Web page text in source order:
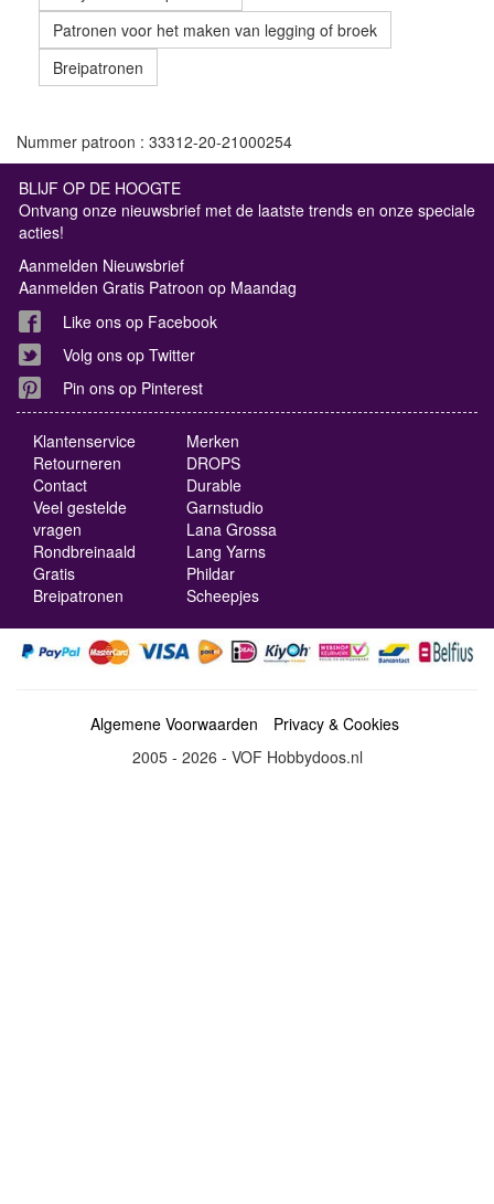
Patronen voor het maken van legging of broek
Breipatronen
Nummer patroon : 33312-20-21000254
BLIJF OP DE HOOGTE
Ontvang onze nieuwsbrief met de laatste trends en onze speciale
acties!
Aanmelden Nieuwsbrief
Aanmelden Gratis Patroon op Maandag
Like ons op Facebook
Volg ons op Twitter
Pin ons op Pinterest
Klantenservice
Retourneren
Contact
Veel gestelde
vragen
Rondbreinaald
Gratis
Breipatronen
Merken
DROPS
Durable
Garnstudio
Lana Grossa
Lang Yarns
Phildar
Scheepjes
Algemene Voorwaarden
Privacy & Cookies
2005 - 2026 - VOF Hobbydoos.nl